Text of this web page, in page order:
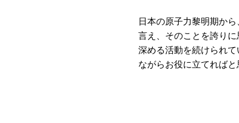
日本の原子力黎明期か
言え、そのことを誇り
深める活動を続けられ
ながらお役に立てればと